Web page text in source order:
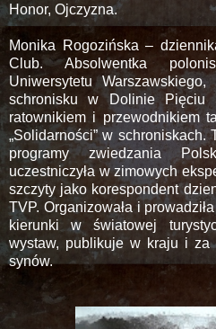
Honor, Ojczyzna.
Monika Rogozińska ‒
Club. Absolwentka
Uniwersytetu
schronisku w Dolinie Pięciu
ratownikiem i przewodnikiem
„Solidarności” w schroniskach.
programy zwiedzania
uczestniczyła w zimowych
szczyty jako korespondent
TVP. Organizowała i
kierunki w światowej
wystaw, publikuje w kraju i za
synów.